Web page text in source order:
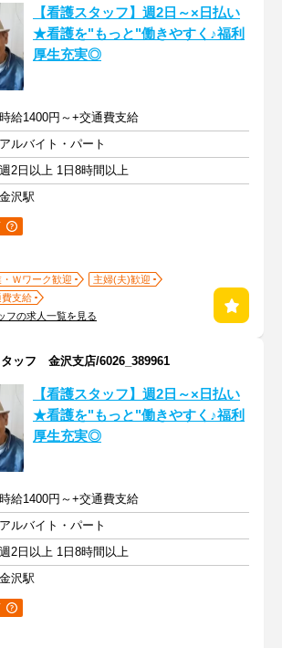
【看護スタッフ】週2日～×日払い
★看護を"もっと"働きやすく♪福利
厚生充実◎
時給1400円～+交通費支給
アルバイト・パート
週2日以上 1日8時間以上
金沢駅
Ｗワーク歓迎
主婦(夫)歓迎
費支給
フの求人一覧を見る
ッフ 金沢支店/6026_389961
【看護スタッフ】週2日～×日払い
★看護を"もっと"働きやすく♪福利
厚生充実◎
時給1400円～+交通費支給
アルバイト・パート
週2日以上 1日8時間以上
金沢駅